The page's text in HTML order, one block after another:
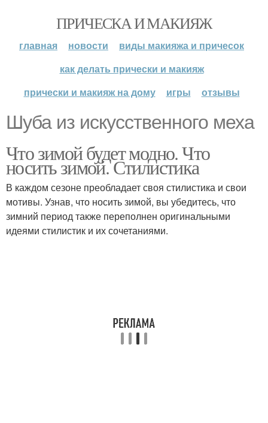
ПРИЧЕСКА И МАКИЯЖ
главная новости
виды макияжа и причесок
как делать прически и макияж
прически и макияж на дому
игры отзывы
Шуба из искусственного меха
Что зимой будет модно. Что
носить зимой. Стилистика
В каждом сезоне преобладает своя стилистика и свои
мотивы. Узнав, что носить зимой, вы убедитесь, что
зимний период также переполнен оригинальными
идеями стилистик и их сочетаниями.